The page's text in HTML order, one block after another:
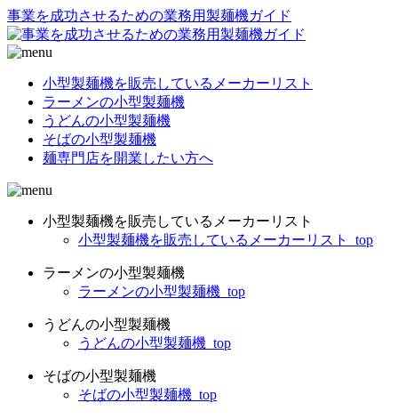
事業を成功させるための業務用製麺機ガイド
小型製麺機を販売しているメーカーリスト
ラーメンの小型製麺機
うどんの小型製麺機
そばの小型製麺機
麺専門店を開業したい方へ
小型製麺機を販売しているメーカーリスト
小型製麺機を販売しているメーカーリスト_top
ラーメンの小型製麺機
ラーメンの小型製麺機_top
うどんの小型製麺機
うどんの小型製麺機_top
そばの小型製麺機
そばの小型製麺機_top